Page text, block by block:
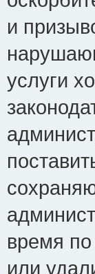
и
услуги
время
или